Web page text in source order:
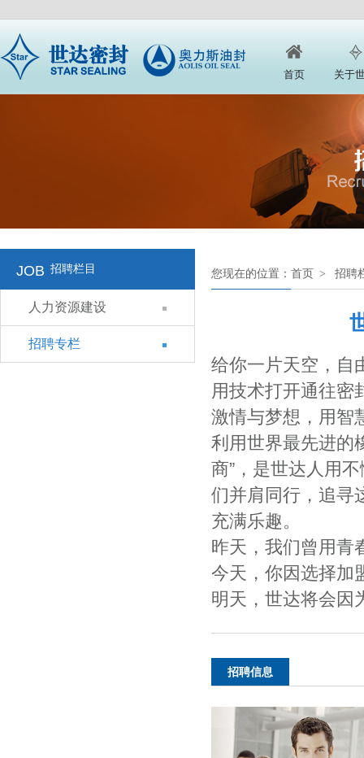
首页 关于
JOB 招聘栏目
人力资源建设
招聘专栏
您现在的位置： 首页 > 招聘
给你一片天空，自
用技术打开通往
激情与梦想，用智
利用世界最先进的
商”，是世达人用
们并肩同行，追寻
充满乐趣。
昨天，我们曾用青
今天，你因选择加
明天，世达将会因
招聘信息